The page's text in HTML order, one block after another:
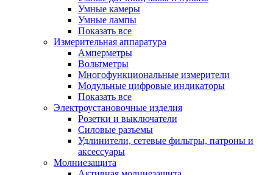
Умные камеры
Умные лампы
Показать все
Измерительная аппаратура
Амперметры
Вольтметры
Многофункциональные измерители
Модульные цифровые индикаторы
Показать все
Электроустановочные изделия
Розетки и выключатели
Силовые разъемы
Удлинители, сетевые фильтры, патроны и
аксессуары
Молниезащита